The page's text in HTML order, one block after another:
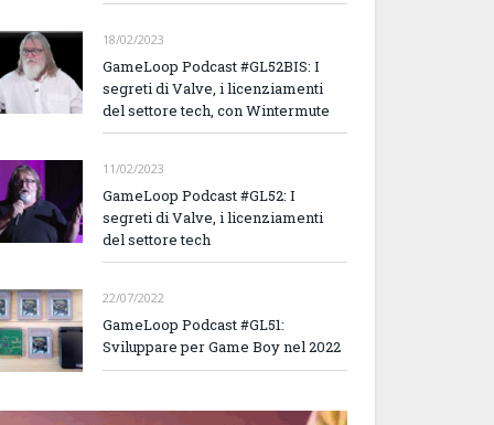
18/02/2023
GameLoop Podcast #GL52BIS: I
segreti di Valve, i licenziamenti
del settore tech, con Wintermute
11/02/2023
GameLoop Podcast #GL52: I
segreti di Valve, i licenziamenti
del settore tech
22/07/2022
GameLoop Podcast #GL51:
Sviluppare per Game Boy nel 2022